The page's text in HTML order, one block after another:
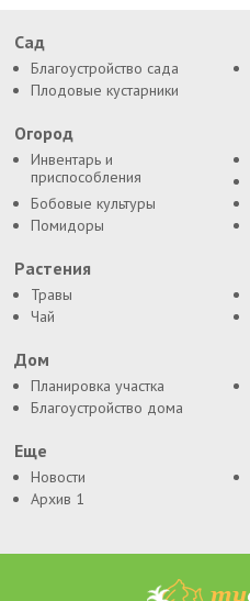
Сад
Благоустройство сада
Плодовые кустарники
Огород
Инвентарь и
приспособления
Бобовые культуры
Помидоры
Растения
Травы
Чай
Дом
Планировка участка
Благоустройство дома
Еще
Новости
Архив 1